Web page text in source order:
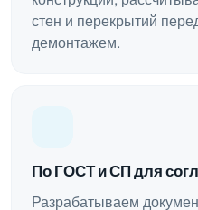
стен и перекрытий
демонтажем.
По ГОСТ и СП для
Разрабатываем